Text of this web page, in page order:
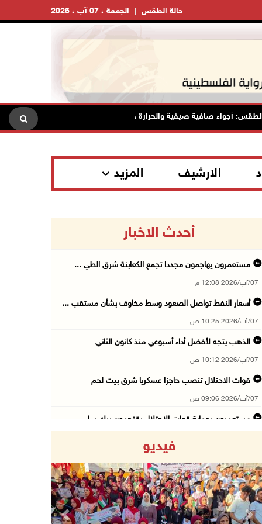
الجمعة ، 07 آب ، 2026 حالة الطقس
أجواء صافية صيفية والحرارة حول معدلها العام محافظة
الارشيف المزيد
أحدث الاخبار
مستعمرون يهاجمون مجددا تجمع الكعابنة شرق الطي ...
07/آب/2026 12:08 م
أسعار النفط تواصل الصعود وسط مخاوف بشأن مستقب ...
07/آب/2026 10:25 ص
الذهب يتجه لأفضل أداء أسبوعي منذ كانون الثاني
07/آب/2026 10:12 ص
قوات الاحتلال تنصب حاجزا عسكريا شرق بيت لحم
07/آب/2026 09:06 ص
مستعمرون بحماية قوات الاحتلال يقتحمون برك سلي ...
07/آب/2026 08:24 ص
محافظة القدس: انسحاب قوات الاحتلال من مخيم قل ...
07/آب/2026 08:23 ص
فيديو
Previous Next